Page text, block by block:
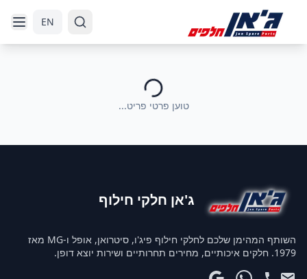
EN
טוען פרטי פריט...
ג'אן חלקי חילוף
השותף המהימן שלכם לחלקי חילוף פיג'ו, סיטרואן, אופל ו-MG מאז
1979. חלקים איכותיים, מחירים תחרותיים ושירות יוצא דופן.